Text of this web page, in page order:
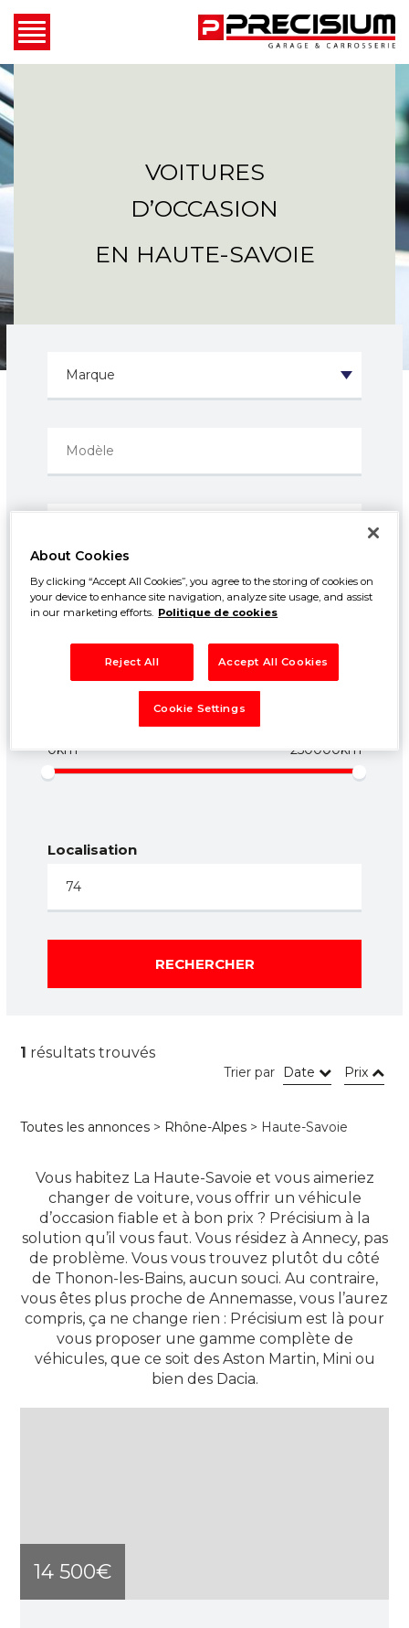
VOITURES
D’OCCASION
EN HAUTE-SAVOIE
Prix entre:
500€
Année entre:
1960 2026
Kilométrage entre:
0km 250000km
Localisation
RECHERCHER
1 résultats trouvés
Trier par Date Prix
Toutes les annonces > Rhône-Alpes > Haute-Savoie
Vous habitez La Haute-Savoie et vous aimeriez
changer de voiture, vous offrir un véhicule
d’occasion fiable et à bon prix ? Précisium à la
solution qu’il vous faut. Vous résidez à Annecy, pas
de problème. Vous vous trouvez plutôt du côté
de Thonon-les-Bains, aucun souci. Au contraire,
vous êtes plus proche de Annemasse, vous l’aurez
compris, ça ne change rien : Précisium est là pour
vous proposer une gamme complète de
véhicules, que ce soit des Aston Martin, Mini ou
bien des Dacia.
14 500€
About Cookies
By clicking “Accept All Cookies”, you agree to the storing of cookies on
your device to enhance site navigation, analyze site usage, and assist
in our marketing efforts. Politique de cookies
Reject All Accept All Cookies
Cookie Settings